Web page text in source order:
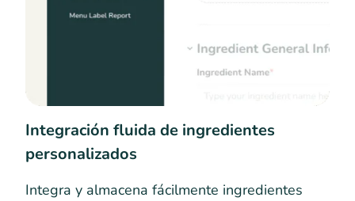
Integración fluida de ingredientes
personalizados
Integra y almacena fácilmente ingredientes